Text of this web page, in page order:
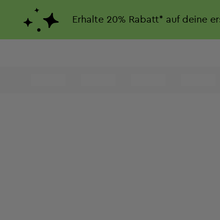
Erhalte 20% Rabatt* auf deine